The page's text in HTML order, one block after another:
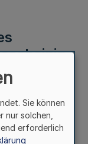
ob
Sie können
nur solchen,
erforderlich